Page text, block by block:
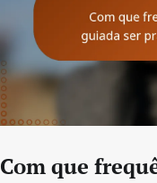
Com que